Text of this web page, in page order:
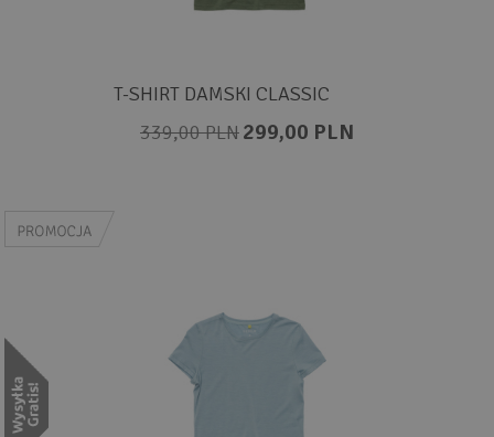
T-SHIRT DAMSKI CLASSIC
339,00 PLN299,00 PLN